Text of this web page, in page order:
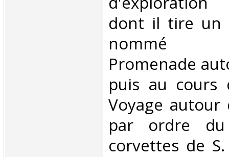
dont il tire un
nommé
Promenade
puis au cours
Voyage
par ordre
corvettes de